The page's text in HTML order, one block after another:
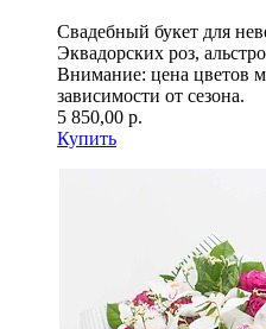
Свадебный букет для
Эквадорских роз,
Внимание: цена цветов
зависимости от сезона.
5 850,00 р.
Купить